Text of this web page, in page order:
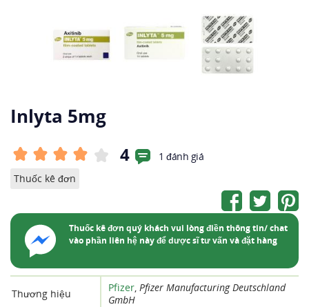
Inlyta 5mg
4
1 đánh giá
Thuốc kê đơn
Thuốc kê đơn quý khách vui lòng điền thông tin/ chat
vào phần liên hệ này để dược sĩ tư vấn và đặt hàng
Thương hiệu Pfizer, Pfizer Manufacturing Deutschland
GmbH